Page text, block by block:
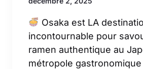
Osaka est LA
incontournable pour
ramen authentique au
métropole